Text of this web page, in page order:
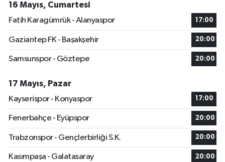
16 Mayıs, Cumartesi
Fatih Karagümrük - Alanyaspor
17:00
Gaziantep FK - Başakşehir 20:00
Samsunspor - Göztepe 20:00
17 Mayıs, Pazar
Kayserispor - Konyaspor
17:00
Fenerbahçe - Eyüpspor 20:00
Trabzonspor - Gençlerbirliği S.K. 20:00
Kasımpaşa - Galatasaray 20:00